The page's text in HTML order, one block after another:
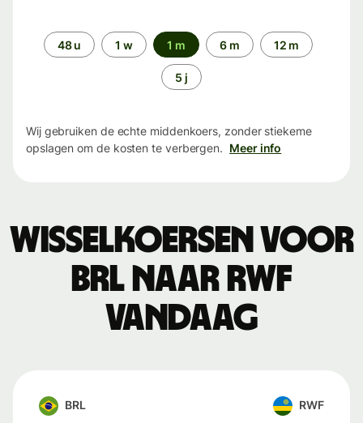
Periode48 u 1 w 1 m 6 m 12 m
5 j
Wij gebruiken de echte middenkoers, zonder stiekeme
opslagen om de kosten te verbergen. Meer info
Wisselkoersen voor
BRL naar RWF
vandaag
BRL RWF